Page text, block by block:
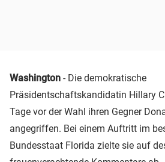
Washington - Die demokratische
Präsidentschaftskandidatin Hillary
Tage vor der Wahl ihren Gegner
angegriffen. Bei einem Auftritt im
Bundesstaat Florida zielte sie auf